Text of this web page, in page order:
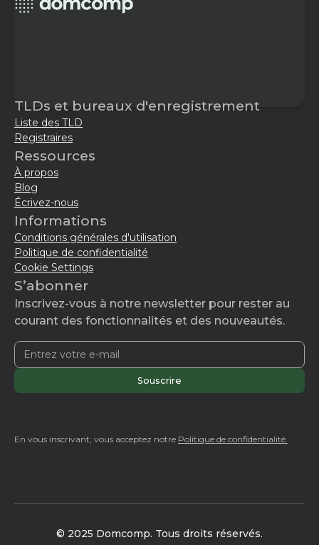
TLDs et bureaux d'enregistrement
Liste des TLD
Registraires
Ressources
À propos
Blog
Écrivez-nous
Informations
Conditions générales d'utilisation
Politique de confidentialité
Cookie Settings
S’abonner
Inscrivez-vous à notre newsletter pour rester au
courant des fonctionnalités et des nouveautés.
En vous inscrivant, vous acceptez notre Politique de confidentialité.
© 2025 Domcomp. Tous droits réservés.